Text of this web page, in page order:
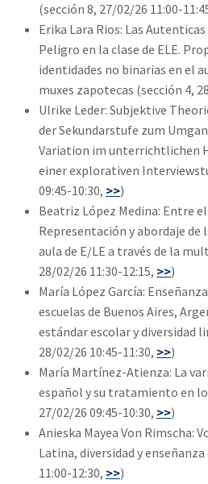
(sección 8, 27/02/26 11:00-
Erika Lara Rios: Las
Peligro en la clase de ELE.
identidades no binarias en el
muxes zapotecas (sección 4,
Ulrike Leder: Subjektive
der Sekundarstufe zum
Variation im unterrichtlichen
einer explorativen
09:45-10:30, >>)
Beatriz López Medina: Entre
Representación y abordaje de
aula de E/LE a través de la
28/02/26 11:30-12:15, >>)
María López García:
escuelas de Buenos Aires,
estándar escolar y diversidad
28/02/26 10:45-11:30, >>)
María Martínez-Atienza: La
español y su tratamiento en
27/02/26 09:45-10:30, >>)
Anieska Mayea Von Rimscha:
Latina, diversidad y
11:00-12:30, >>)